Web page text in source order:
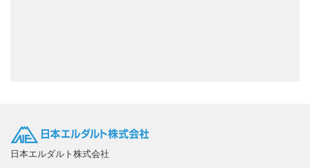
日本エルダルト株式会社